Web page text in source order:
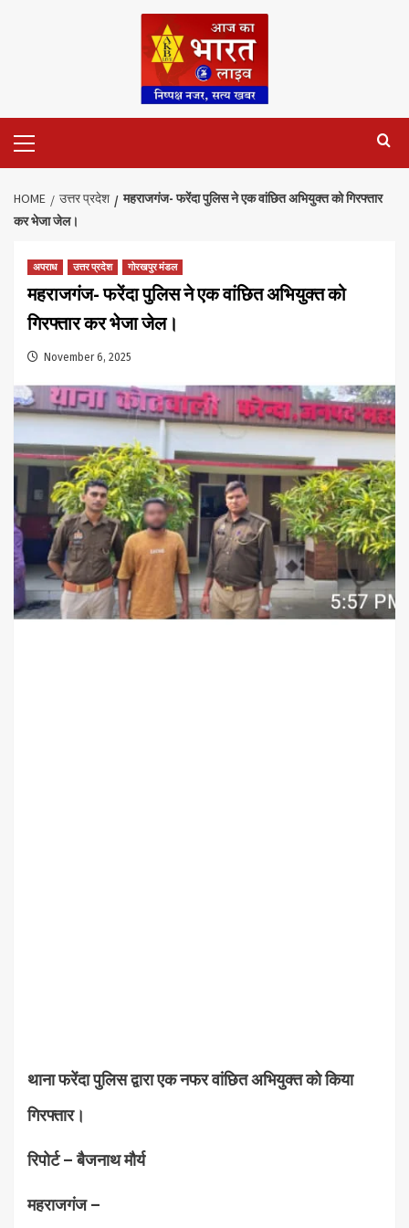
Menu
HOME उत्तर प्रदेश
महराजगंज- फरेंदा पुलिस ने एक वांछित अभियुक्त को गिरफ्तार
कर भेजा जेल।
अपराध उत्तर प्रदेश गोरखपुर मंडल
महराजगंज- फरेंदा पुलिस ने एक वांछित अभियुक्त को
गिरफ्तार कर भेजा जेल।
November 6, 2025
थाना फरेंदा पुलिस द्वारा एक नफर वांछित अभियुक्त को किया
गिरफ्तार।
रिपोर्ट – बैजनाथ मौर्य
महराजगंज –